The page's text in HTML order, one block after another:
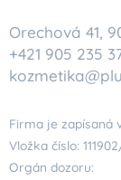
Orechová 41,
+421 905 235
Firma je zapísaná
Vložka číslo:
Orgán dozoru: